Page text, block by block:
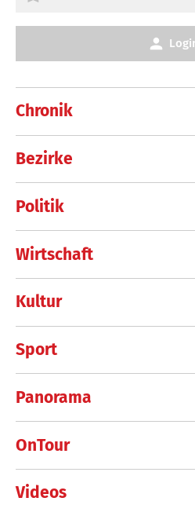
Chronik
Bezirke
Politik
Wirtschaft
Kultur
Sport
Panorama
OnTour
Videos